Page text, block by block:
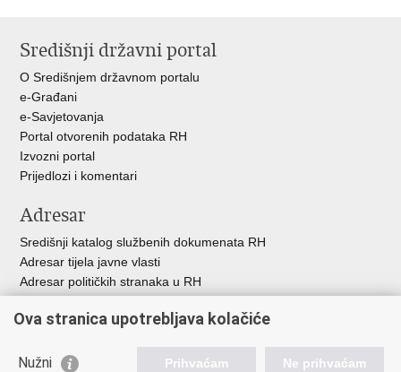
Središnji državni portal
O Središnjem državnom portalu
e-Građani
e-Savjetovanja
Portal otvorenih podataka RH
Izvozni portal
Prijedlozi i komentari
Adresar
Središnji katalog službenih dokumenata RH
Adresar tijela javne vlasti
Adresar političkih stranaka u RH
Besplatni telefoni javne uprave
Ova stranica upotrebljava kolačiće
Nužni Prihvaćam Ne prihvaćam